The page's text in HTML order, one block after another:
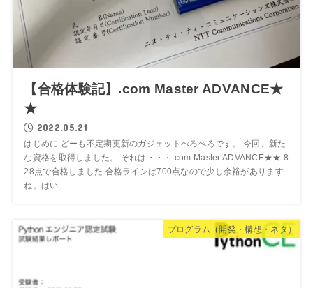
【合格体験記】.com Master ADVANCE★
★
2022.05.21
はじめに どーも不定期更新のガジェットぺろぺろです。 今回、新た
な資格を取得しました。 それは・・・.com Master ADVANCE★★ 8
28点で合格しました 合格ラインは700点なので少し余裕があります
ね。はい...
プログラム（開発・構想・ネタ）